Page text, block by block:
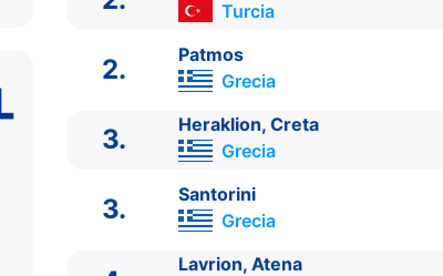
ITINERARIU
Ziua | Portul | Sosire - Plecare
Lavrion, Atena Grecia
Turcia
2. Patmos
Grecia
3. Heraklion, Creta
Grecia
3. Santorini
Grecia
Lavrion, Atena